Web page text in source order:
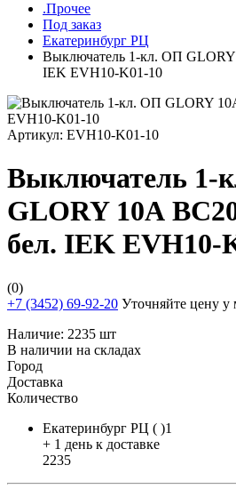
.Прочее
Под заказ
Екатеринбург РЦ
Выключатель 1-кл. ОП
IEK EVH10-K01-10
Артикул: EVH10-K01-10
Выключатель 1-
GLORY 10А
бел. IEK EVH10-
(0)
+7 (3452) 69-92-20 Уточняйте цену у
Наличие: 2235 шт
В наличии на складах
Город
Доставка
Количество
Екатеринбург РЦ ( )1
+ 1 день к доставке
2235